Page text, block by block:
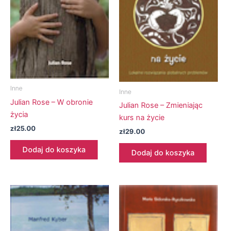
Inne
Julian Rose – W obronie
życia
zł25.00
Dodaj do koszyka
Inne
Julian Rose – Zmieniając
kurs na życie
zł29.00
Dodaj do koszyka